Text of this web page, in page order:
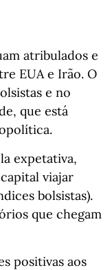
atribulados e
EUA e Irão. O
e no
que está
expetativa,
viajar
bolsistas).
que chegam
positivas aos